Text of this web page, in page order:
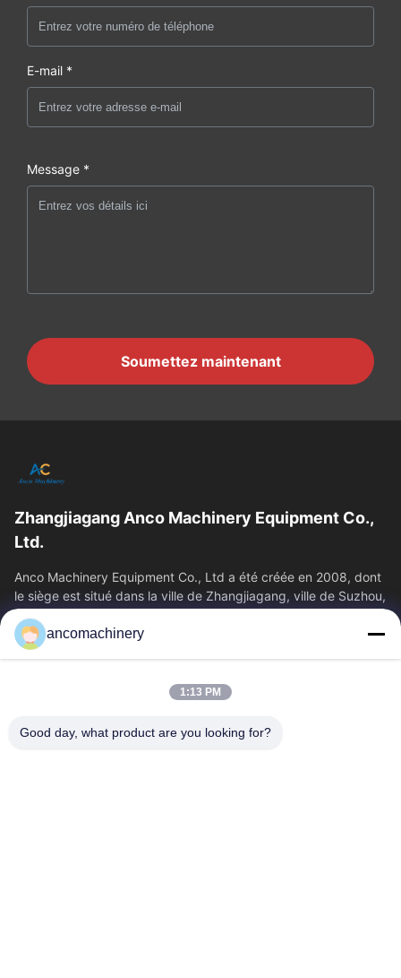
E-mail *
Message *
Soumettez maintenant
Zhangjiagang Anco Machinery Equipment Co.,
Ltd.
Anco Machinery Equipment Co., Ltd a été créée en 2008, dont
le siège est situé dans la ville de Zhangjiagang, ville de Suzhou,
province du Jiangsu.
Liens Rapides
A Propos De Nous
Visite D'usine
Contrôle De La Qualité
ancomachinery
1:13 PM
Good day, what product are you looking for?